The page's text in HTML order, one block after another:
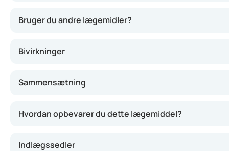
Bruger du andre lægemidler?
Bivirkninger
Sammensætning
Hvordan opbevarer du dette lægemiddel?
Indlægssedler